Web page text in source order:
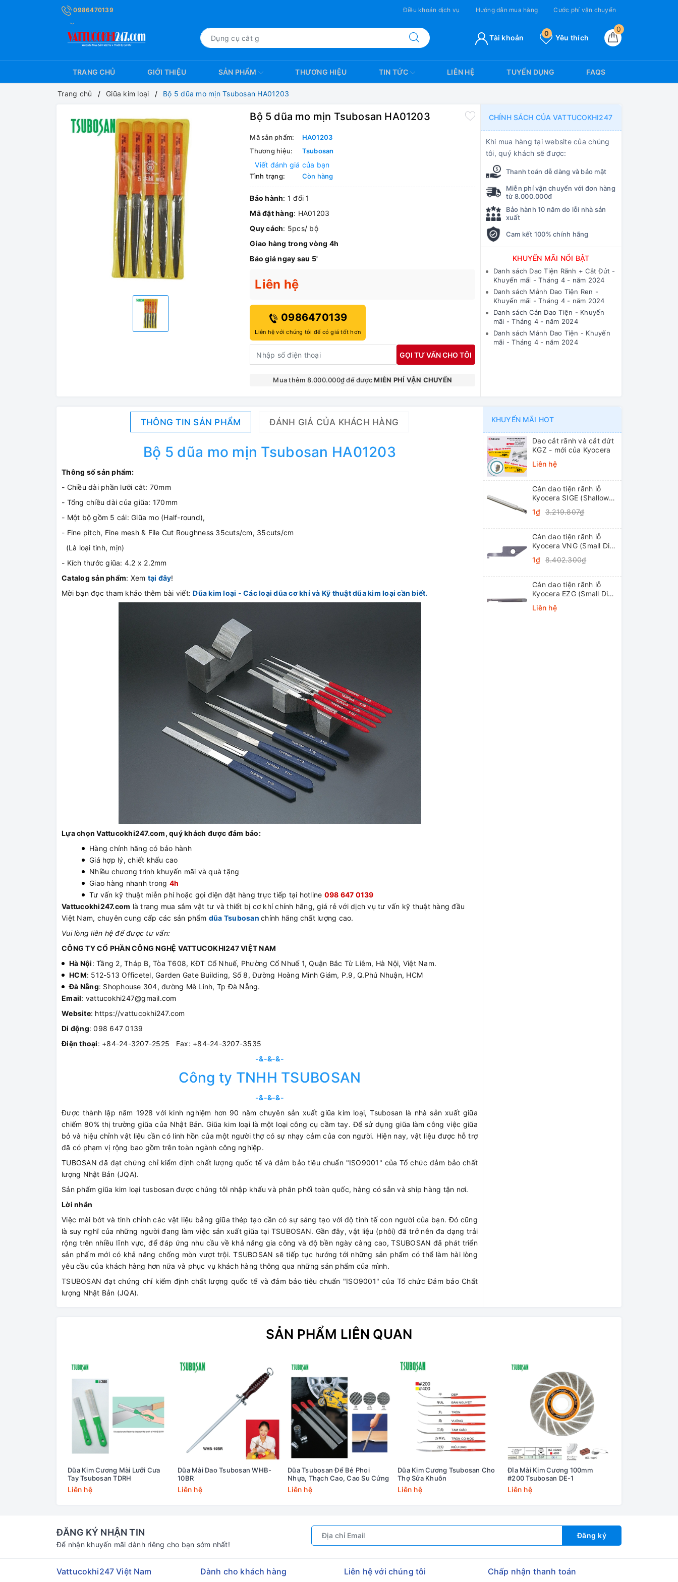
0986470139 Điều khoản dịch vụ Hướng dẫn mua hàng Cước phí vận chuyển
0
Yêu thích
0
Tài khoản
TRANG CHỦ GIỚI THIỆU SẢN PHẨM THƯƠNG HIỆU TIN TỨC LIÊN HỆ TUYỂN DỤNG FAQS
Trang chủ Giũa kim loại Bộ 5 dũa mo mịn Tsubosan HA01203
Bộ 5 dũa mo mịn Tsubosan HA01203
Mã sản phẩm:
HA01203
Thương hiệu:
Tsubosan
Viết đánh giá của bạn
Tình trạng: Còn hàng
Bảo hành: 1 đổi 1
Mã đặt hàng: HA01203
Quy cách: 5pcs/ bộ
Giao hàng trong vòng 4h
Báo giá ngay sau 5'
Liên hệ
0986470139
Liên hệ với chúng tôi để có giá tốt hơn
GỌI TƯ VẤN CHO TÔI
Mua thêm 8.000.000₫ để đượcMIỄN PHÍ VẬN CHUYỂN
CHÍNH SÁCH CỦA VATTUCOKHI247
Khi mua hàng tại website của chúng
tôi, quý khách sẽ được:
Thanh toán dễ dàng và bảo mật
Miễn phí vận chuyển với đơn hàng
từ 8.000.000đ
Bảo hành 10 năm do lỗi nhà sản
xuất
Cam kết 100% chính hãng
KHUYẾN MÃI NỔI BẬT
Danh sách Dao Tiện Rãnh + Cắt Đứt -
Khuyến mãi - Tháng 4 - năm 2024
Danh sách Mảnh Dao Tiện Ren -
Khuyến mãi - Tháng 4 - năm 2024
Danh sách Cán Dao Tiện - Khuyến
mãi - Tháng 4 - năm 2024
Danh sách Mảnh Dao Tiện - Khuyến
mãi - Tháng 4 - năm 2024
THÔNG TIN SẢN PHẨM ĐÁNH GIÁ CỦA KHÁCH HÀNG
Bộ 5 dũa mo mịn Tsubosan HA01203
Thông số sản phẩm:
- Chiều dài phần lưỡi cắt: 70mm
- Tổng chiều dài của giũa: 170mm
- Một bộ gồm 5 cái: Giũa mo (Half-round),
- Fine pitch, Fine mesh & File Cut Roughness 35cuts/cm, 35cuts/cm
(Là loại tinh, mịn)
- Kích thước giũa: 4.2 x 2.2mm
Catalog sản phẩm: Xem tại đây!
Mời bạn đọc tham khảo thêm bài viết:Dũa kim loại - Các loại dũa cơ khí và Kỹ thuật dũa kim loại cần biết.
Lựa chọn Vattucokhi247.com, quý khách được đảm bảo:
Hàng chính hãng có bảo hành
Giá hợp lý, chiết khấu cao
Nhiều chương trình khuyến mãi và quà tặng
Giao hàng nhanh trong 4h
Tư vấn kỹ thuật miễn phí hoặc gọi điện đặt hàng trực tiếp tại hotline 098 647 0139
Vattucokhi247.com là trang mua sắm vật tư và thiết bị cơ khí chính hãng, giá rẻ với dịch vụ tư vấn kỹ thuật hàng đầu
Việt Nam, chuyên cung cấp các sản phẩm dũa Tsubosan chính hãng chất lượng cao.
Vui lòng liên hệ để được tư vấn:
CÔNG TY CỔ PHẦN CÔNG NGHỆ VATTUCOKHI247 VIỆT NAM
Hà Nội: Tầng 2, Tháp B, Tòa T608, KĐT Cổ Nhuế, Phường Cổ Nhuế 1, Quận Bắc Từ Liêm, Hà Nội, Việt Nam.
HCM: 512-513 Officetel, Garden Gate Building, Số 8, Đường Hoàng Minh Giám, P.9, Q.Phú Nhuận, HCM
Đà Nẵng: Shophouse 304, đường Mê Linh, Tp Đà Nẵng.
Email: vattucokhi247@gmail.com
Website: https://vattucokhi247.com
Di động: 098 647 0139
Điện thoại: +84-24-3207-2525 Fax: +84-24-3207-3535
-&-&-&-
Công ty TNHH TSUBOSAN
-&-&-&-
Được thành lập năm 1928 với kinh nghiệm hơn 90 năm chuyên sản xuất giũa kim loại, Tsubosan là nhà sản xuất giũa
chiếm 80% thị trường giũa của Nhật Bản. Giũa kim loại là một loại công cụ cầm tay. Để sử dụng giũa làm công việc giũa
bỏ và hiệu chỉnh vật liệu cần có linh hồn của một người thợ có sự nhạy cảm của con người. Hiện nay, vật liệu được hỗ trợ
đã có phạm vị rộng bao gồm trên toàn ngành công nghiệp.
TUBOSAN đã đạt chứng chỉ kiểm định chất lượng quốc tế và đảm bảo tiêu chuẩn "ISO9001" của Tổ chức đảm bảo chất
lượng Nhật Bản (JQA).
Sản phẩm giũa kim loại tusbosan được chúng tôi nhập khẩu và phân phối toàn quốc, hàng có sẵn và ship hàng tận nơi.
Lời nhắn
Việc mài bớt và tinh chỉnh các vật liệu bằng giũa thép tạo cần có sự sáng tạo với độ tinh tế con người của bạn. Đó cũng
là suy nghĩ của những người đang làm việc sản xuất giũa tại TSUBOSAN. Gần đây, vật liệu (phôi) đã trở nên đa dạng trải
rộng trên nhiều lĩnh vực, để đáp ứng nhu cầu về khả năng gia công và độ bền ngày càng cao, TSUBOSAN đã phát triển
sản phẩm mới có khả năng chống mòn vượt trội. TSUBOSAN sẽ tiếp tục hướng tới những sản phẩm có thể làm hài lòng
yêu cầu của khách hàng hơn nữa và phục vụ khách hàng thông qua những sản phẩm của mình.
TSUBOSAN đạt chứng chỉ kiểm định chất lượng quốc tế và đảm bảo tiêu chuẩn "ISO9001" của Tổ chức Đảm bảo Chất
lượng Nhật Bản (JQA).
KHUYẾN MÃI HOT
Dao cắt rãnh và cắt đứt
KGZ - mới của Kyocera
Liên hệ
Cán dao tiện rãnh lỗ
Kyocera SIGE (Shallow
1₫ 3.219.807₫
Cán dao tiện rãnh lỗ
Kyocera VNG (Small Dia.
System Tip-Bars)
1₫ 8.402.300₫
Cán dao tiện rãnh lỗ
Kyocera EZG (Small Dia.
Bars)
Liên hệ
SẢN PHẨM LIÊN QUAN
Dũa Kim Cương Mài Lưỡi Cưa
Tay Tsubosan TDRH
Liên hệ
Dũa Mài Dao Tsubosan WHB-
10BR
Liên hệ
Dũa Tsubosan Để Bẻ Phoi
Nhựa, Thạch Cao, Cao Su Cứng
Liên hệ
Dũa Kim Cương Tsubosan Cho
Thợ Sửa Khuôn
Liên hệ
Đĩa Mài Kim Cương 100mm
#200 Tsubosan DE-1
Liên hệ
ĐĂNG KÝ NHẬN TIN
Để nhận khuyến mãi dành riêng cho bạn sớm nhất!
Đăng ký
Vattucokhi247 Việt Nam Dành cho khách hàng Liên hệ với chúng tôi Chấp nhận thanh toán